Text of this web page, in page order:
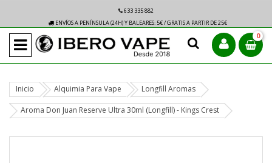
633 335 882
ENVÍOS A PENÍNSULA (24H) Y BALEARES: 5€ / GRATIS A PARTIR DE 25€
0
Inicio Alquimia Para Vape Longfill Aromas
Aroma Don Juan Reserve Ultra 30ml (Longfill) - Kings Crest